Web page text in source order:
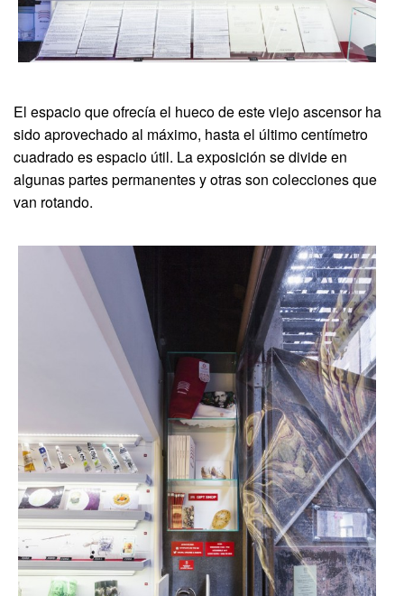
El espacio que ofrecía el hueco de este viejo ascensor ha
sido aprovechado al máximo, hasta el último centímetro
cuadrado es espacio útil. La exposición se divide en
algunas partes permanentes y otras son colecciones que
van rotando.